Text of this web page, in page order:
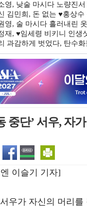
영, 낮술 마시다 노량진
김민희, 돈 없는 ♥홍상
영, 술 마시다 흘러내린
재, ♥임세령 비키니 인
과감하게 벗었다, 탄수
중단’ 서우, 자
이슬기 기자]
우가 자신의 머리를